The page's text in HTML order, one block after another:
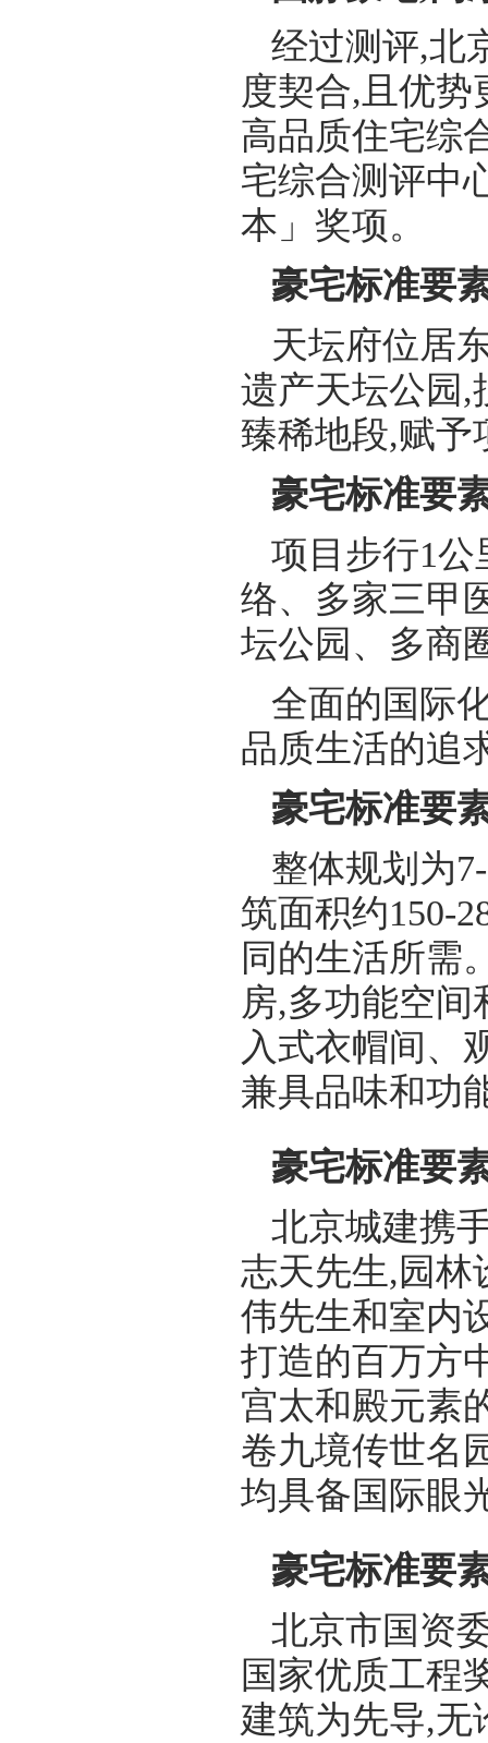
经过测评,北
度契合,且优
高品质住宅综
宅综合测评中
本」奖项。
豪宅标准要
天坛府位居
遗产天坛公园,
臻稀地段,赋予
豪宅标准要
项目步行1
络、多家三甲
坛公园、多
全面的国际
品质生活的追
豪宅标准要
整体规划为
筑面积约150-
同的生活所需
房,多功能空
入式衣帽间、
兼具品味和功
豪宅标准要
北京城建携
志天先生,园林
伟先生和室内
打造的百万方
宫太和殿元素
卷九境传世名
均具备国际眼
豪宅标准要
北京市国资
国家优质工程
建筑为先导,无